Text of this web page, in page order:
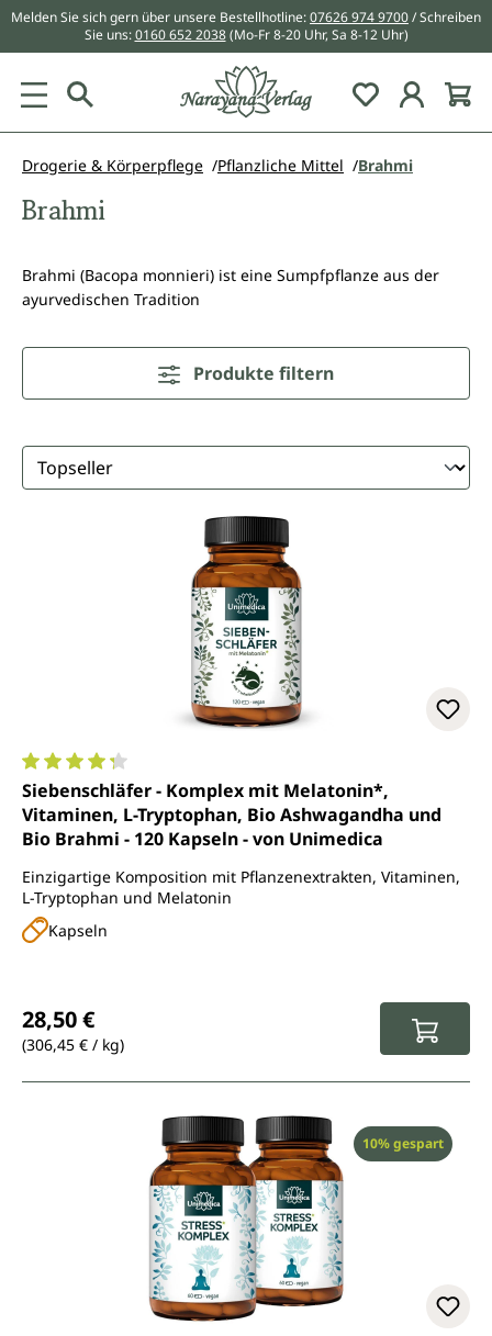
springen
Melden Sie sich gern über unsere Bestellhotline:07626 974 9700/ Schreiben
Sie uns:0160 652 2038 (Mo-Fr 8-20 Uhr, Sa 8-12 Uhr)
Du hast 0
Drogerie & Körperpflege Pflanzliche Mittel Brahmi
Brahmi
Brahmi (Bacopa monnieri) ist eine Sumpfpflanze aus der
ayurvedischen Tradition
Produkte filtern
Durchschnittliche Bewertung von 4.3 von 5 Sternen
Siebenschläfer - Komplex mit Melatonin*,
Vitaminen, L-Tryptophan, Bio Ashwagandha und
Bio Brahmi - 120 Kapseln - von Unimedica
Einzigartige Komposition mit Pflanzenextrakten, Vitaminen,
L-Tryptophan und Melatonin
Kapseln
28,50 €
(306,45 € / kg)
Rabatt
10% gespart